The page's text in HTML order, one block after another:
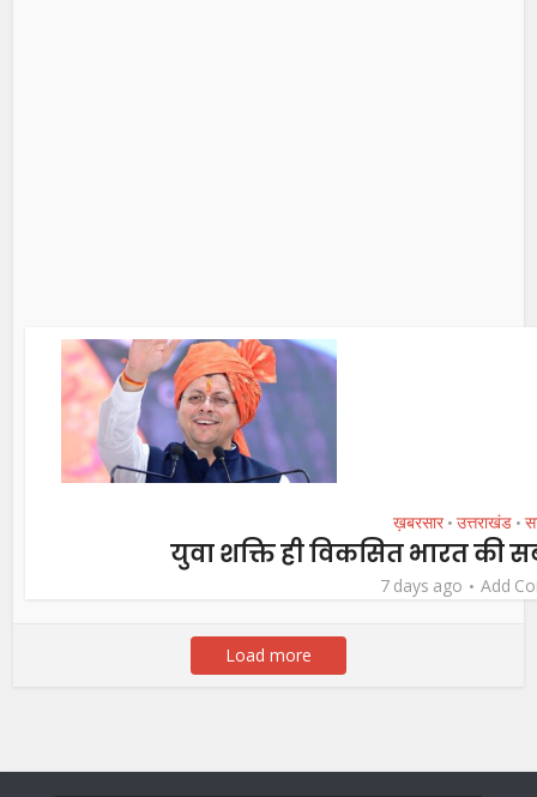
ख़बरसार • उत्तराखंड •
युवा शक्ति ही विकसित भारत की
7 days ago Add
Load more